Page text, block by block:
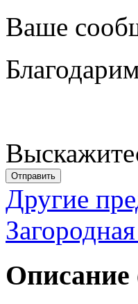
Ваше
Отправить
Другие
Описание